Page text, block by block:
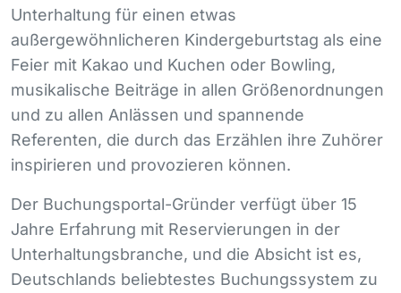
Unterhaltung für einen etwas
außergewöhnlicheren Kindergeburtstag als eine
Feier mit Kakao und Kuchen oder Bowling,
musikalische Beiträge in allen Größenordnungen
und zu allen Anlässen und spannende
Referenten, die durch das Erzählen ihre Zuhörer
inspirieren und provozieren können.
Der Buchungsportal-Gründer verfügt über 15
Jahre Erfahrung mit Reservierungen in der
Unterhaltungsbranche, und die Absicht ist es,
Deutschlands beliebtestes Buchungssystem zu